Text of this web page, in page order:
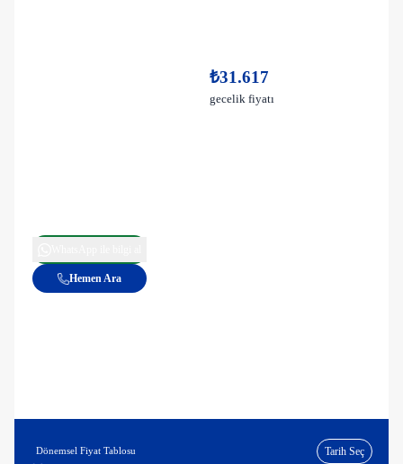
₺31.617
gecelik fiyatı
Hemen Ara
Dönemsel Fiyat Tablosu Tarih Seç